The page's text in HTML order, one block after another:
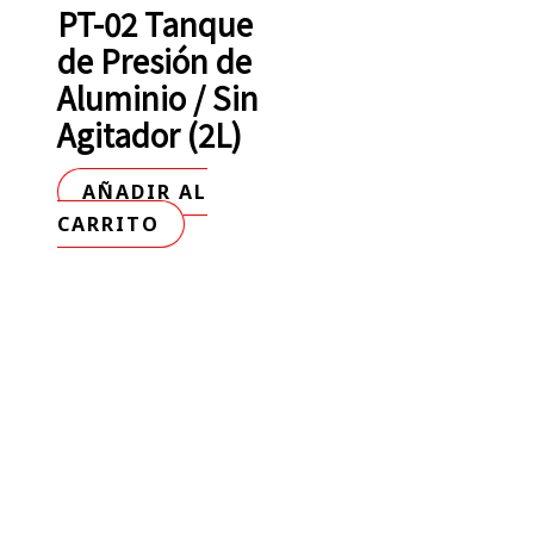
PT-02 Tanque
de Presión de
Aluminio / Sin
Agitador (2L)
AÑADIR AL
CARRITO